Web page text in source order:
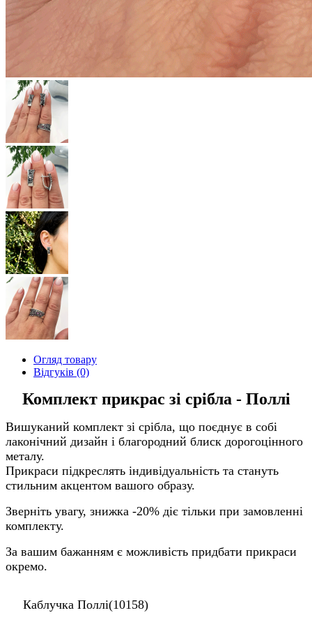
Огляд товару
Відгуків (0)
Комплект прикрас зі срібла - Поллі
Вишуканий комплект зі срібла, що поєднує в собі
лаконічний дизайн і благородний блиск дорогоцінного
металу.
Прикраси підкреслять індивідуальність та стануть
стильним акцентом вашого образу.
Зверніть увагу, знижка -20% діє тільки при замовленні
комплекту.
За вашим бажанням є можливість придбати прикраси
окремо.
Каблучка Поллі(10158)